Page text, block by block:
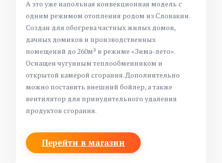
А это уже напольная конвекционная модель с
одним режимом отопления родом из Словакии.
Создан для обогрева частных жилых домов,
дачных домиков и производственных
помещений до 260м² в режиме «Зима-лето».
Оснащен чугунным теплообменником и
открытой камерой сгорания. Дополнительно
можно поставить внешний бойлер, а также
вентилятор для принудительного удаления
продуктов сгорания.
Перейти в магазин